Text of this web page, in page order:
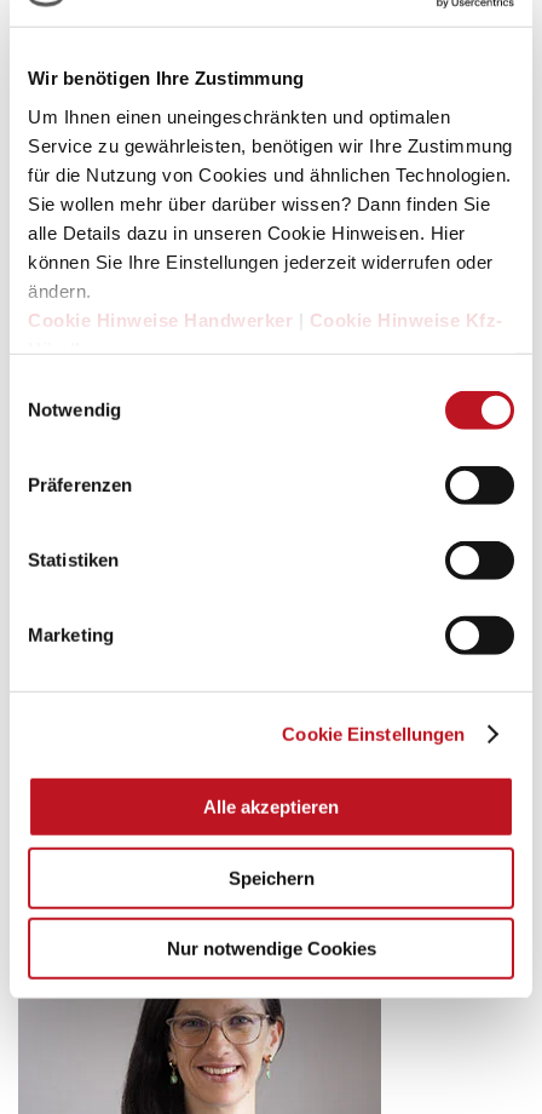
Wir benötigen Ihre Zustimmung
Um Ihnen einen uneingeschränkten und optimalen
Service zu gewährleisten, benötigen wir Ihre Zustimmung
für die Nutzung von Cookies und ähnlichen Technologien.
Sie wollen mehr über darüber wissen? Dann finden Sie
alle Details dazu in unseren Cookie Hinweisen. Hier
können Sie Ihre Einstellungen jederzeit widerrufen oder
ändern.
Cookie Hinweise Handwerker | Cookie Hinweise Kfz-
Notwendig
Präferenzen
Statistiken
Marketing
Cookie Einstellungen
Alle akzeptieren
Speichern
Nur notwendige Cookies
NOAH NEWEL
Projektmanagement Marketing & Digital
E-Mail:newel@sdh.de
Projektmanagement Marketing & Partner
Tel.: 089 - 92 13 00 551